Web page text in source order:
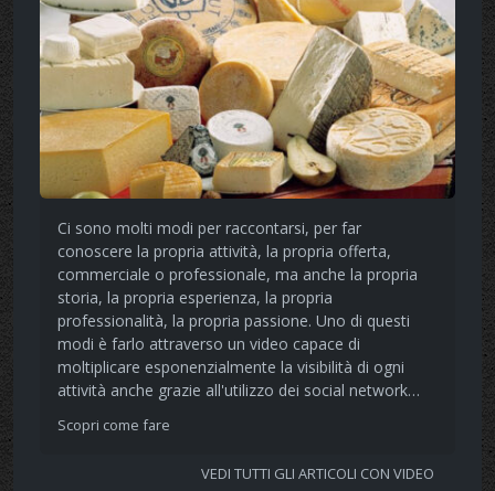
Ci sono molti modi per raccontarsi, per far
conoscere la propria attività, la propria offerta,
commerciale o professionale, ma anche la propria
storia, la propria esperienza, la propria
professionalità, la propria passione. Uno di questi
modi è farlo attraverso un video capace di
moltiplicare esponenzialmente la visibilità di ogni
attività anche grazie all'utilizzo dei social network…
Scopri come fare
VEDI TUTTI GLI ARTICOLI CON VIDEO